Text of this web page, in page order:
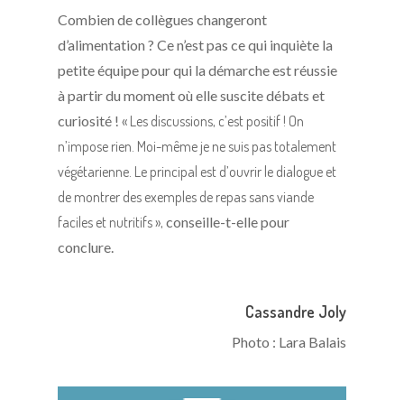
Combien de collègues changeront
d’alimentation ? Ce n’est pas ce qui inquiète la
petite équipe pour qui la démarche est réussie
à partir du moment où elle suscite débats et
curiosité !« Les discussions, c’est positif ! On
n’impose rien. Moi-même je ne suis pas totalement
végétarienne. Le principal est d’ouvrir le dialogue et
de montrer des exemples de repas sans viande
faciles et nutritifs »,conseille-t-elle pour
conclure.
Cassandre Joly
Photo : Lara Balais